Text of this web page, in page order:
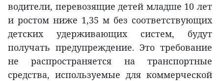
водители, перевозящие детей младше 10 лет
и ростом ниже 1,35 м без соответствующих
детских удерживающих систем, будут
получать предупреждение. Это требование
не распространяется на транспортные
средства, используемые для коммерческой